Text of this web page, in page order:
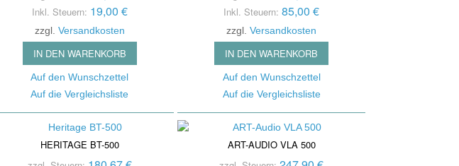
/ Patchbays
Wordclocks
Noise Reduction / Klang-
Splitter
Other Signal Prozessors
Summier- / Line - Mixer
Outboard Zubehör
Bändchen Mikrofone
Mikrofone Mit Tauchspule
Mikrofon Zubehör
Inkl. Steuern: 19,00 €
zzgl. Versandkosten
IN DEN WARENKORB
Auf den Wunschzettel
Auf die Vergleichsliste
Inkl. Steuern: 85,00 €
zzgl.Versandkosten
IN DEN WARENKORB
Auf den Wunschzettel
Auf die Vergleichsliste
HERITAGE BT-500
ART-AUDIO VLA 500